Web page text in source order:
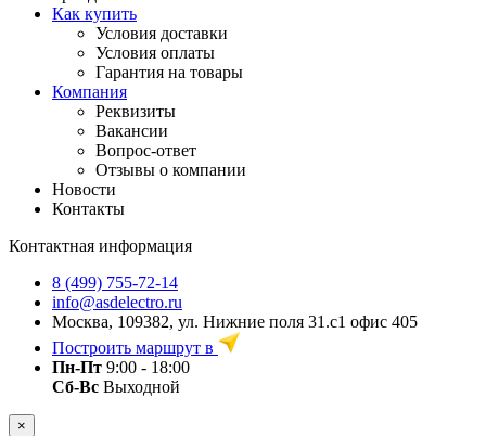
Как купить
Условия доставки
Условия оплаты
Гарантия на товары
Компания
Реквизиты
Вакансии
Вопрос-ответ
Отзывы о компании
Новости
Контакты
Контактная информация
8 (499) 755-72-14
info@asdelectro.ru
Москва, 109382, ул. Нижние поля 31.с1 офис 405
Построить маршрут в
Пн-Пт 9:00 - 18:00
Сб-Вс Выходной
×